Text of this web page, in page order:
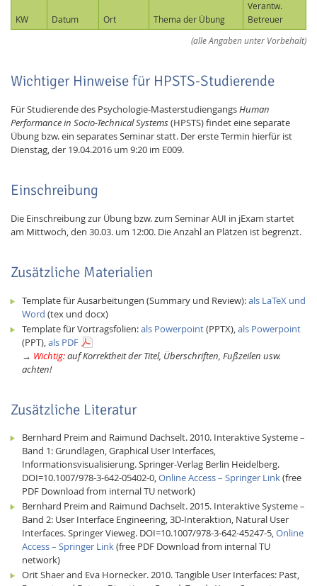
(alle Angaben unter Vorbehalt)
KW Datum Ort Thema der Übung
Verantw.
Betreuer
Wichtiger Hinweise für HPSTS-Studierende
Für Studierende des Psychologie-MasterstudiengangsHuman
Performance in Socio-Technical Systems(HPSTS) findet eine separate
Übung bzw. ein separates Seminar statt. Der erste Termin hierfür ist
Dienstag, der 19.04.2016 um 9:20 im E009.
Einschreibung
Die Einschreibung zur Übung bzw. zum Seminar AUI in jExam startet
am Mittwoch, den 30.03. um 12:00. Die Anzahl an Plätzen ist begrenzt.
Zusätzliche Materialien
Template für Ausarbeitungen (Summary und Review):als LaTeX und
Word (tex und docx)
Template für Vortragsfolien:als Powerpoint(PPTX), als Powerpoint
(PPT), als PDF
→ Wichtig:auf Kor­rekt­heit der Titel, Überschriften, Fußzeilen usw.
achten!
Zusätzliche Literatur
Bernhard Preim and Raimund Dachselt. 2010. Interaktive Systeme –
Band 1: Grundlagen, Graphical User Interfaces,
Informationsvisualisierung. Springer-Verlag Berlin Heidelberg.
DOI=10.1007/978-3-642-05402-0,Online Access – Springer Link(free
PDF Download from internal TU network)
Bernhard Preim and Raimund Dachselt. 2015. Interaktive Systeme –
Band 2: User Interface Engineering, 3D-Interaktion, Natural User
Interfaces. Springer Vieweg. DOI=10.1007/978-3-642-45247-5,Online
Access – Springer Link(free PDF Download from internal TU
network)
Orit Shaer and Eva Hornecker. 2010. Tangible User Interfaces: Past,